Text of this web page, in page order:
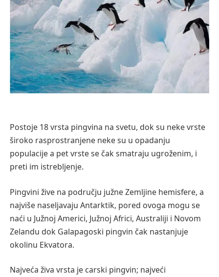
Postoje 18 vrsta pingvina na svetu, dok su neke vrste
široko rasprostranjene neke su u opadanju
populacije a pet vrste se čak smatraju ugroženim, i
preti im istrebljenje.
Pingvini žive na području južne Zemljine hemisfere, a
najviše naseljavaju Antarktik, pored ovoga mogu se
naći u Južnoj Americi, Južnoj Africi, Austrаliji i Novom
Zelаndu dok Galapagoski pingvin čak nastanjuje
okolinu Ekvatora.
Najveća živa vrsta je carski pingvin; najveći